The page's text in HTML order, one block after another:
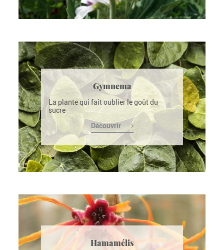
Gymnema
La plante qui fait oublier le goût du
sucre
Découvrir
Hamamélis